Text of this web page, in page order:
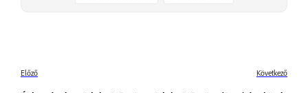
Előző Következő